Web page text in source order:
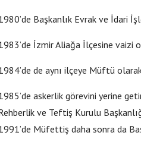
Başkanlık Evrak ve İdari
İzmir Aliağa İlçesine vaizi
de aynı ilçeye Müftü
askerlik görevini yerine
ve Teftiş Kurulu
Müfettiş daha sonra da